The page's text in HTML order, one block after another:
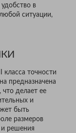
удобство в
ситуации,
класса точности
предназначена
делает ее
и
быть
размеров
решения